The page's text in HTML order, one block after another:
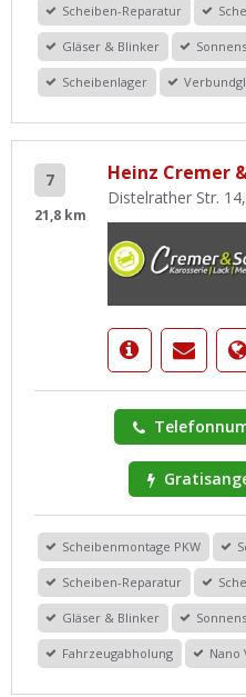
Scheiben-Reparatur
Gläser & Blinker
Scheibenlager
7
21,8 km
Heinz Cremer
Distelrather Str.
Scheibenmontage PKW
Scheiben-Reparatur
Gläser & Blinker
Fahrzeugabholung Nano